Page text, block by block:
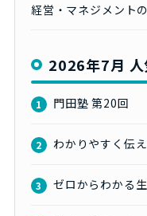
経営・マネジメント
2026年7月 人
1 門田塾 第20回
2 わかりやすく伝
3 ゼロからわかる